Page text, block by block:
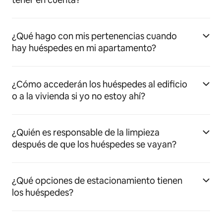
¿Qué hago con mis pertenencias cuando
hay huéspedes en mi apartamento?
¿Cómo accederán los huéspedes al edificio
o a la vivienda si yo no estoy ahí?
¿Quién es responsable de la limpieza
después de que los huéspedes se vayan?
¿Qué opciones de estacionamiento tienen
los huéspedes?